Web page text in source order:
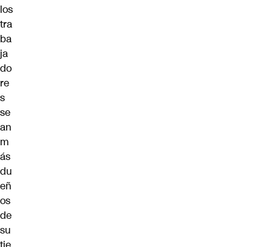
los
tra
ba
ja
do
re
s
se
an
m
ás
du
eñ
os
de
su